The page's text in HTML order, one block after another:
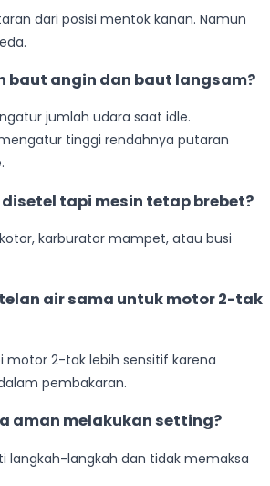
dari posisi mentok kanan. Namun
baut angin dan baut langsam?
jumlah udara saat idle.
tinggi rendahnya putaran
disetel tapi mesin tetap brebet?
karburator mampet, atau busi
air sama untuk motor 2-tak
motor 2-tak lebih sensitif karena
pembakaran.
aman melakukan setting?
langkah-langkah dan tidak memaksa